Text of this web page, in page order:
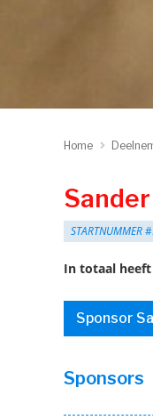
Home
STARTNUMMER
In totaal heeft
Sponsor
Sponsors